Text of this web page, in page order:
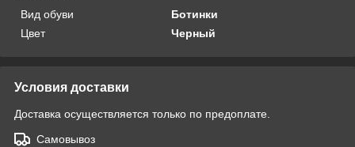
Вид обуви
Ботинки
Цвет
Черный
Условия доставки
Доставка осуществляется только по предоплате.
Самовывоз